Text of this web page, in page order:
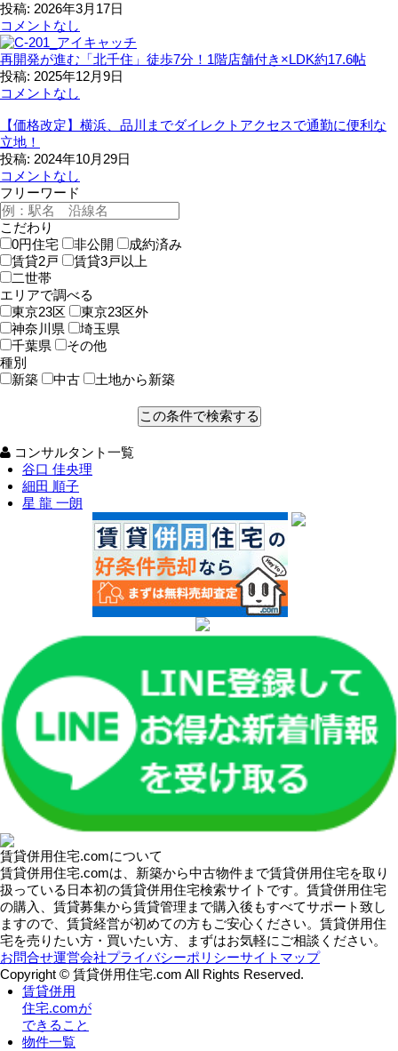
投稿: 2026年3月17日
コメントなし
再開発が進む「北千住」徒歩7分！1階店舗付き×LDK約17.6帖
投稿: 2025年12月9日
コメントなし
【価格改定】横浜、品川までダイレクトアクセスで通勤に便利な
立地！
投稿: 2024年10月29日
コメントなし
フリーワード
こだわり
0円住宅
非公開
成約済み
賃貸2戸
賃貸3戸以上
二世帯
エリアで調べる
東京23区
東京23区外
神奈川県
埼玉県
千葉県
その他
種別
新築
中古 土地から新築
コンサルタント一覧
谷口 佳央理
細田 順子
星 龍 一朗
賃貸併用住宅.comについて
賃貸併用住宅.comは、新築から中古物件まで賃貸併用住宅を取り
扱っている日本初の賃貸併用住宅検索サイトです。賃貸併用住宅
の購入、賃貸募集から賃貸管理まで購入後もすべてサポート致し
ますので、賃貸経営が初めての方もご安心ください。賃貸併用住
宅を売りたい方・買いたい方、まずはお気軽にご相談ください。
お問合せ運営会社プライバシーポリシーサイトマップ
Copyright © 賃貸併用住宅.com All Rights Reserved.
賃貸併用
住宅.comが
できること
物件一覧